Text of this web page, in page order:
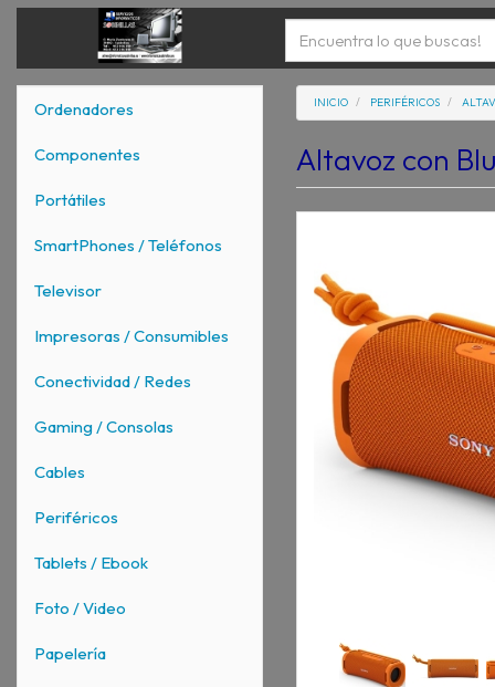
Ordenadores
Componentes
Portátiles
SmartPhones / Teléfonos
Televisor
Impresoras / Consumibles
Conectividad / Redes
Gaming / Consolas
Cables
Periféricos
Tablets / Ebook
Foto / Video
Papelería
INICIO PERIFÉRICOS
Altavoz con